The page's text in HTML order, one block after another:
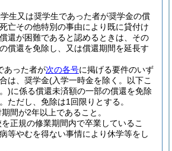
生又は奨学生であった者が奨学金の償
亡その他特別の事由により既に貸付け
還が困難であると認めるときは、その
償還を免除し、又は償還期間を延長す
あった者が次の各号に掲げる要件のいず
は、奨学金(入学一時金を除く。以下こ
)に係る償還未済額の一部の償還を免除
ただし、免除は1回限りとする。
間が2年以上であること。
正規の修業期間内で卒業しているこ
等やむを得ない事情により休学等をし